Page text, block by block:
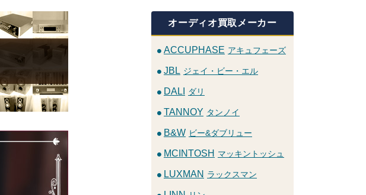
オーディオ買取メーカー
ACCUPHASE アキュフェーズ
JBL ジェイ・ビー・エル
DALI ダリ
TANNOY タンノイ
B&W ビー&ダブリュー
MCINTOSH マッキントッシュ
LUXMAN ラックスマン